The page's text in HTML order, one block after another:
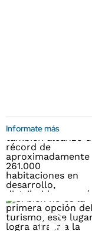
Informate más